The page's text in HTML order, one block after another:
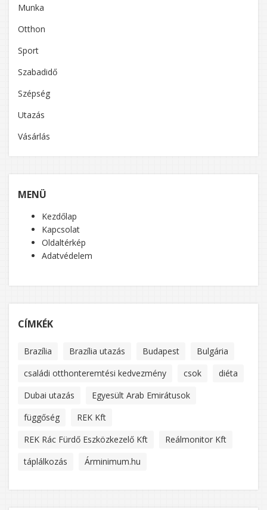
Munka
Otthon
Sport
Szabadidő
Szépség
Utazás
Vásárlás
MENÜ
Kezdőlap
Kapcsolat
Oldaltérkép
Adatvédelem
CÍMKÉK
Brazília Brazília utazás Budapest
Bulgária
családi otthonteremtési kedvezmény
csok
diéta
Dubai utazás
Egyesült Arab Emirátusok
függőség
REK Kft
REK Rác Fürdő Eszközkezelő Kft
Reálmonitor Kft
táplálkozás
Árminimum.hu